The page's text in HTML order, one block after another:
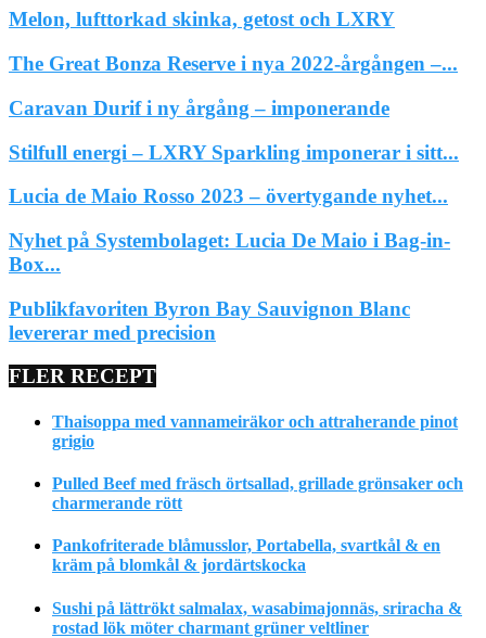
Melon, lufttorkad skinka, getost och LXRY
The Great Bonza Reserve i nya 2022-årgången –...
Caravan Durif i ny årgång – imponerande
Stilfull energi – LXRY Sparkling imponerar i sitt...
Lucia de Maio Rosso 2023 – övertygande nyhet...
Nyhet på Systembolaget: Lucia De Maio i Bag-in-
Box...
Publikfavoriten Byron Bay Sauvignon Blanc
levererar med precision
FLER RECEPT
Thaisoppa med vannameiräkor och attraherande pinot
grigio
Pulled Beef med fräsch örtsallad, grillade grönsaker och
charmerande rött
Pankofriterade blåmusslor, Portabella, svartkål & en
kräm på blomkål & jordärtskocka
Sushi på lättrökt salmalax, wasabimajonnäs, sriracha &
rostad lök möter charmant grüner veltliner